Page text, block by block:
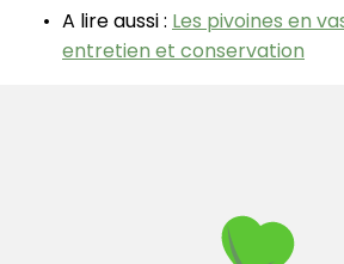
A lire aussi : Les pivoines en
entretien et conservation